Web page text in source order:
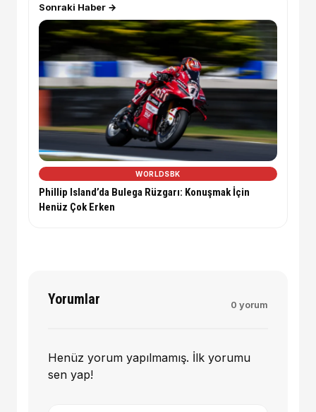
Sonraki Haber →
WORLDSBK
Phillip Island’da Bulega Rüzgarı: Konuşmak İçin
Henüz Çok Erken
Yorumlar 0 yorum
Henüz yorum yapılmamış. İlk yorumu
sen yap!